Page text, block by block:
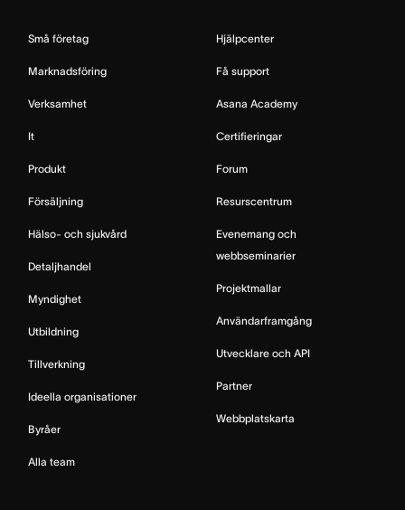
Små företag
Marknadsföring
Verksamhet
It
Produkt
Försäljning
Hälso- och sjukvård
Detaljhandel
Myndighet
Utbildning
Tillverkning
Ideella organisationer
Byråer
Alla team
Hjälpcenter
Få support
Asana Academy
Certifieringar
Forum
Resurscentrum
Evenemang och
webbseminarier
Projektmallar
Användarframgång
Utvecklare och API
Partner
Webbplatskarta